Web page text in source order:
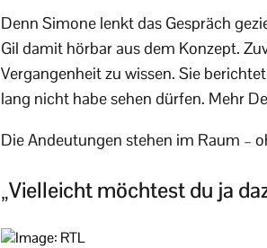
Denn Simone lenkt das Gespräch
Gil damit hörbar aus dem Konzept.
Vergangenheit zu wissen. Sie
lang nicht habe sehen dürfen. Mehr
Die Andeutungen stehen im Raum –
„Vielleicht möchtest du ja